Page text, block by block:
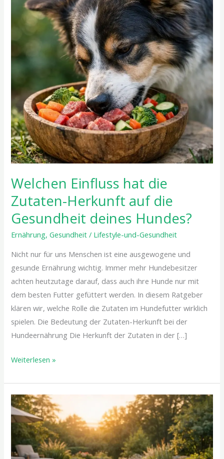
Welchen Einfluss hat die
Zutaten-Herkunft auf die
Gesundheit deines Hundes?
Ernährung,Gesundheit / Lifestyle-und-Gesundheit
Nicht nur für uns Menschen ist eine ausgewogene und
gesunde Ernährung wichtig. Immer mehr Hundebesitzer
achten heutzutage darauf, dass auch ihre Hunde nur mit
dem besten Futter gefüttert werden. In diesem Ratgeber
klären wir, welche Rolle die Zutaten im Hundefutter wirklich
spielen. Die Bedeutung der Zutaten-Herkunft bei der
Hundeernährung Die Herkunft der Zutaten in der […]
Zutaten-
Herkunft
die
Gesundheit
deines
Hundes?
Weiterlesen »
Mit
jedem
Zug
stärker:
Wie